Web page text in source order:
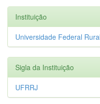
Instituição
Universidade Federal
Sigla da Instituição
UFRRJ